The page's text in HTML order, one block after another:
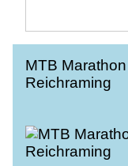
MTB Marathon
Reichraming